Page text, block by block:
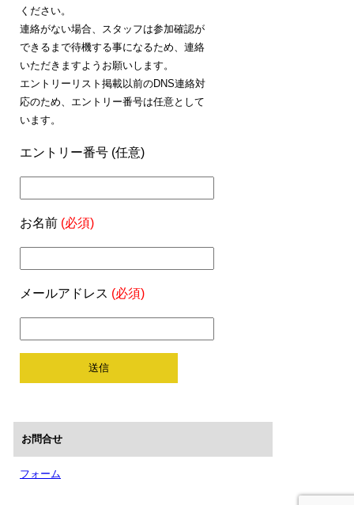
ください。
連絡がない場合、スタッフは参加確認が
できるまで待機する事になるため、連絡
いただきますようお願いします。
エントリーリスト掲載以前のDNS連絡対
応のため、エントリー番号は任意として
います。
エントリー番号 (任意)
お名前 (必須)
メールアドレス (必須)
お問合せ
フォーム